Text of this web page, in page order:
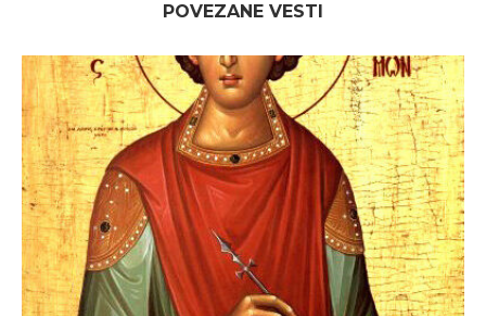
POVEZANE VESTI